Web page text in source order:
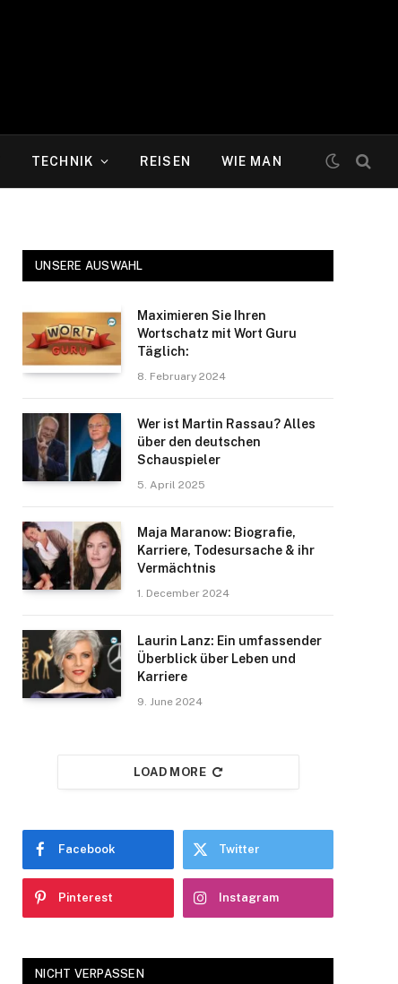
TECHNIK REISEN WIE MAN
UNSERE AUSWAHL
Maximieren Sie Ihren
Wortschatz mit Wort Guru
Täglich:
8. February 2024
Wer ist Martin Rassau? Alles
über den deutschen
Schauspieler
5. April 2025
Maja Maranow: Biografie,
Karriere, Todesursache & ihr
Vermächtnis
1. December 2024
Laurin Lanz: Ein umfassender
Überblick über Leben und
Karriere
9. June 2024
LOAD MORE
Facebook Twitter
Pinterest Instagram
NICHT VERPASSEN